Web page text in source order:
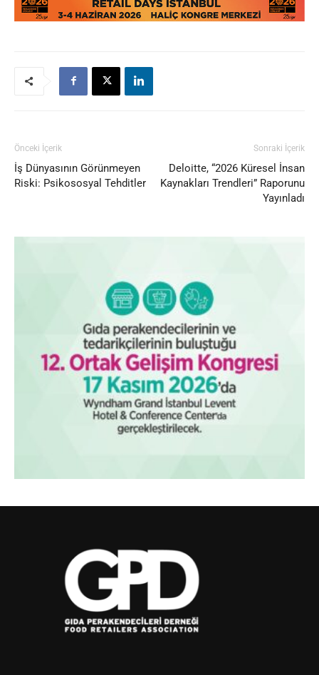
Önceki İçerik
İş Dünyasının Görünmeyen
Riski: Psikososyal Tehditler
Sonraki İçerik
Deloitte, “2026 Küresel İnsan
Kaynakları Trendleri” Raporunu
Yayınladı